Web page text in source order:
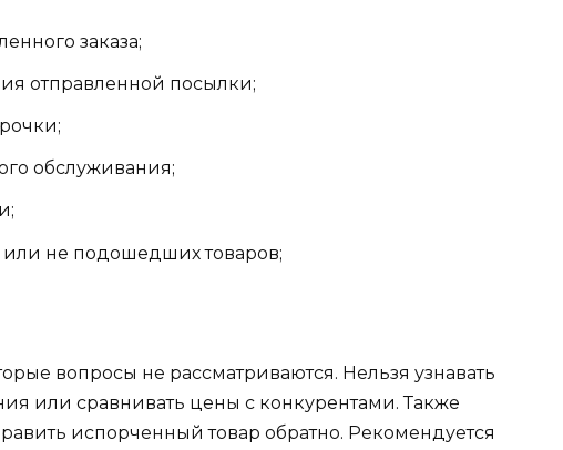
заказа;
отправленной посылки;
обслуживания;
или не подошедших товаров;
вопросы не рассматриваются. Нельзя узнавать
или сравнивать цены с конкурентами. Также
испорченный товар обратно. Рекомендуется